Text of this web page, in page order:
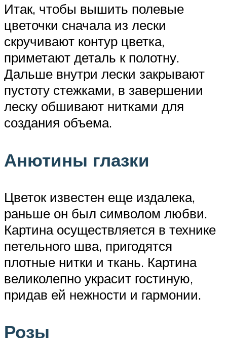
Итак, чтобы вышить полевые
цветочки сначала из лески
скручивают контур цветка,
приметают деталь к полотну.
Дальше внутри лески закрывают
пустоту стежками, в завершении
леску обшивают нитками для
создания объема.
Анютины глазки
Цветок известен еще издалека,
раньше он был символом любви.
Картина осуществляется в технике
петельного шва, пригодятся
плотные нитки и ткань. Картина
великолепно украсит гостиную,
придав ей нежности и гармонии.
Розы